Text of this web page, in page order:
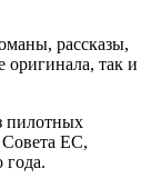
рассказы,
оригинала, так и
пилотных
Совета ЕС,